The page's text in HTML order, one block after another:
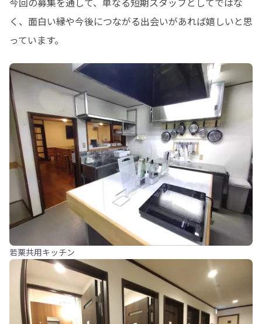
く、面白い縁や今後につながる出会いがあれば嬉しいと思
っています。
若栗共用キッチン